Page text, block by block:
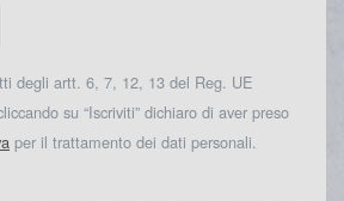
degli artt. 6, 7, 12, 13 del Reg. UE
su “Iscriviti” dichiaro di aver preso
per il trattamento dei dati personali.